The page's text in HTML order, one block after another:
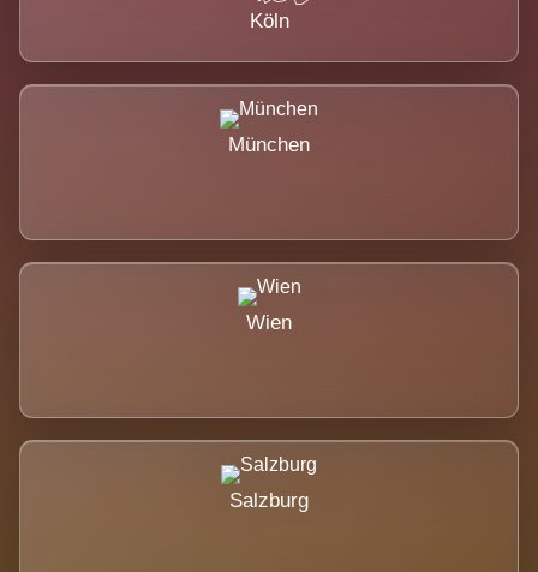
Köln
München
Wien
Salzburg